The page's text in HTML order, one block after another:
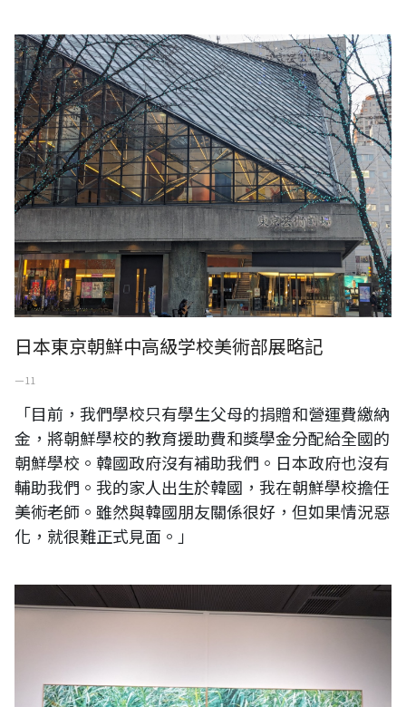
日本東京朝鮮中高級学校美術部展略記
日本東京朝鮮中高級学校美術部展略記
一 11
「目前，我們學校只有學生父母的捐贈和營運費繳納
金，將朝鮮學校的教育援助費和獎學金分配給全國的
朝鮮學校。韓國政府沒有補助我們。日本政府也沒有
輔助我們。我的家人出生於韓國，我在朝鮮學校擔任
美術老師。雖然與韓國朋友關係很好，但如果情況惡
化，就很難正式見面。」
與日本忘年之交 Toshio Yoshizumi於MOMAS收藏展等展觀展略記